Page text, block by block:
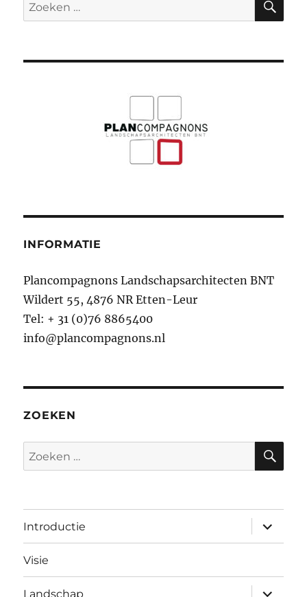
naar:
INFORMATIE
Plancompagnons Landschapsarchitecten BNT
Wildert 55, 4876 NR Etten-Leur
Tel: + 31 (0)76 8865400
info@plancompagnons.nl
ZOEKEN
Zoeken
naar:
Introductie
Visie
Landschap